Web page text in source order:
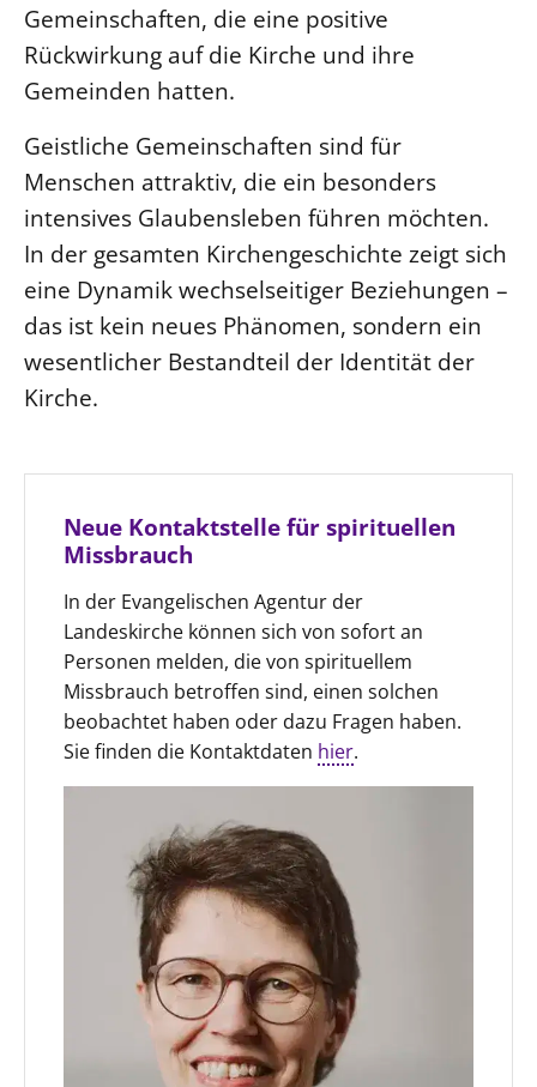
Neue Kontaktstelle für spirituellen
Missbrauch
In der Evangelischen Agentur der
Landeskirche können sich von sofort an
Personen melden, die von spirituellem
Missbrauch betroffen sind, einen solchen
beobachtet haben oder dazu Fragen haben.
Sie finden die Kontaktdaten hier.
Gemeinschaften, die eine positive
Rückwirkung auf die Kirche und ihre
Gemeinden hatten.
Geistliche Gemeinschaften sind für
Menschen attraktiv, die ein besonders
intensives Glaubensleben führen möchten.
In der gesamten Kirchengeschichte zeigt sich
eine Dynamik wechselseitiger Beziehungen –
das ist kein neues Phänomen, sondern ein
wesentlicher Bestandteil der Identität der
Kirche.